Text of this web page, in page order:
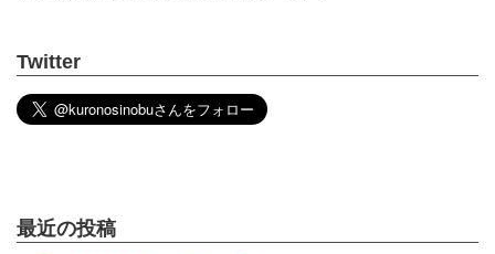
Twitter
最近の投稿